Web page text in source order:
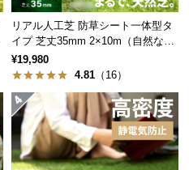
20%
20%
20%
リアル人工芝 防草シート一体型タ
イプ 芝丈35mm 2×10m（自然な見
た目追求・U字ピン付）
¥19,980
4.81 （16）